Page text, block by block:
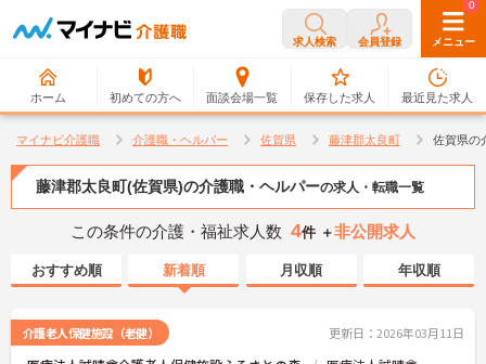
求人検索 会員登録 メニュー
ホーム 初めての方へ 面談会場一覧
0
保存した求人
0
最近見た求人
マイナビ介護職 介護職・ヘルパー 佐賀県 藤津郡太良町 佐賀県の
藤津郡太良町(佐賀県)の介護職・ヘルパーの求人・転職一覧
この条件の介護・福祉求人数 4件 ＋非公開求人
おすすめ順 新着順 月収順 年収順
介護老人保健施設（老健） 更新日：2026年03月11日